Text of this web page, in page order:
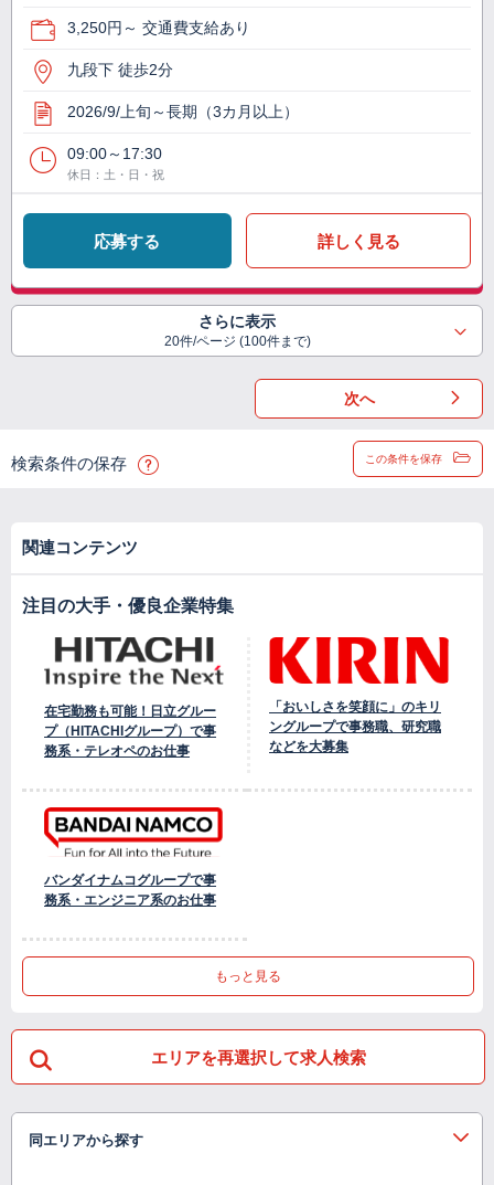
3,250円～ 交通費支給あり
九段下 徒歩2分
2026/9/上旬～長期（3カ月以上）
09:00～17:30
休日：土・日・祝
応募する 詳しく見る
さらに表示
20件/ページ (100件まで)
次へ
検索条件の保存 この条件を保存
関連コンテンツ
注目の大手・優良企業特集
在宅勤務も可能！日立グルー
プ（HITACHIグループ）で事
務系・テレオペのお仕事
「おいしさを笑顔に」のキリ
ングループで事務職、研究職
などを大募集
バンダイナムコグループで事
務系・エンジニア系のお仕事
もっと見る
エリアを再選択して求人検索
同エリアから探す